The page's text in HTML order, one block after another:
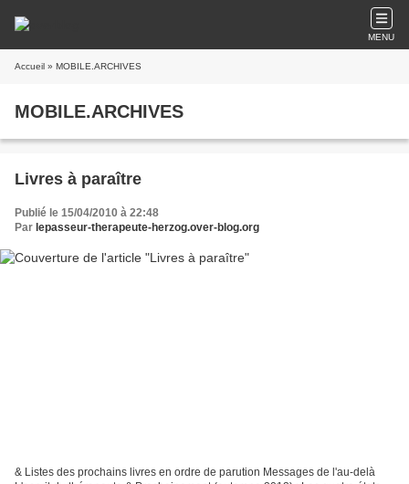
MENU
Accueil » MOBILE.ARCHIVES
MOBILE.ARCHIVES
Livres à paraître
Publié le 15/04/2010 à 22:48
Par lepasseur-therapeute-herzog.over-blog.org
& Listes des prochains livres en ordre de parution Messages de l'au-delà